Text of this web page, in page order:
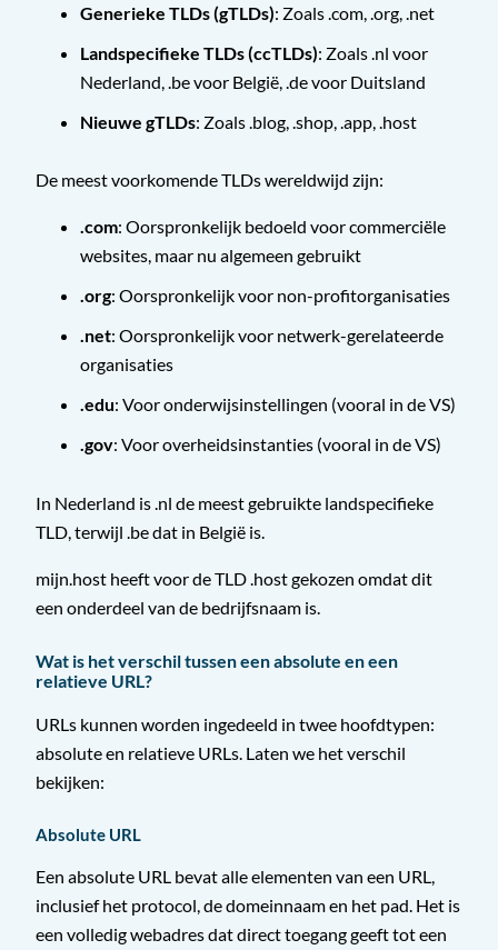
Generieke TLDs (gTLDs): Zoals .com, .org, .net
Landspecifieke TLDs (ccTLDs): Zoals .nl voor
Nederland, .be voor België, .de voor Duitsland
Nieuwe gTLDs: Zoals .blog, .shop, .app, .host
De meest voorkomende TLDs wereldwijd zijn:
.com: Oorspronkelijk bedoeld voor commerciële
websites, maar nu algemeen gebruikt
.org: Oorspronkelijk voor non-profitorganisaties
.net: Oorspronkelijk voor netwerk-gerelateerde
organisaties
.edu: Voor onderwijsinstellingen (vooral in de VS)
.gov: Voor overheidsinstanties (vooral in de VS)
In Nederland is .nl de meest gebruikte landspecifieke
TLD, terwijl .be dat in België is.
mijn.host heeft voor de TLD .host gekozen omdat dit
een onderdeel van de bedrijfsnaam is.
Wat is het verschil tussen een absolute en een
relatieve URL?
URLs kunnen worden ingedeeld in twee hoofdtypen:
absolute en relatieve URLs. Laten we het verschil
bekijken:
Absolute URL
Een absolute URL bevat alle elementen van een URL,
inclusief het protocol, de domeinnaam en het pad. Het is
een volledig webadres dat direct toegang geeft tot een